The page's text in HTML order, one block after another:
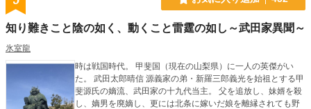
知り難きこと陰の如く、動くこと雷霆の如し～武田家異聞～
氷室龍
時は戦国時代。 甲斐国（現在の山梨県）に一人の英傑がい
た。 武田太郎晴信 源義家の弟・新羅三郎義光を始祖とする甲
斐源氏の嫡流、武田家の十九代当主。 父を追放し、妹婿を殺
し、嫡男を廃嫡し、更には北条に嫁いだ娘を離縁されても野